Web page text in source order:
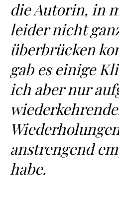
die Autorin, in
leider nicht
überbrücken
gab es einige
ich aber nur
anstrengend
habe.